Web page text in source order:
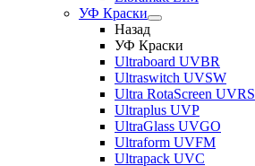
УФ Краски
Назад
УФ Краски
Ultraboard UVBR
Ultraswitch UVSW
Ultra RotaScreen UVRS
Ultraplus UVP
UltraGlass UVGO
Ultraform UVFM
Ultrapack UVC